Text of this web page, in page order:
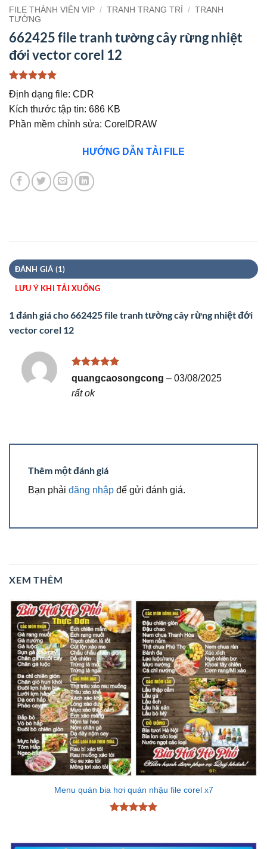
FILE THÀNH VIÊN VIP / TRANH TRANG TRÍ / TRANH
TƯỜNG
662425 file tranh tường cây rừng nhiệt
đới vector corel 12
5trên 5
dựa trên
1
đánh giá
Định dạng file: CDR
Kích thước tập tin: 686 KB
Phần mềm chỉnh sửa: CorelDRAW
HƯỚNG DẪN TẢI FILE
ĐÁNH GIÁ (1)
LƯU Ý KHI TẢI XUỐNG
1 đánh giá cho662425 file tranh tường cây rừng nhiệt đới
vector corel 12
Được xếp
hạng 55
sao
quangcaosongcong – 03/08/2025
rất ok
Thêm một đánh giá
Bạn phải đăng nhập để gửi đánh giá.
XEM THÊM
Menu quán bia hơi quán nhậu file corel x7
sao